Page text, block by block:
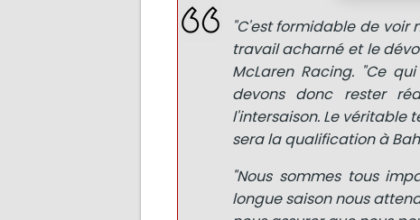
"C'est formidable de voir
travail acharné et le
McLaren Racing. "Ce
devons donc rester
l'intersaison. Le véritable
sera la qualification à
"Nous sommes tous
longue saison nous